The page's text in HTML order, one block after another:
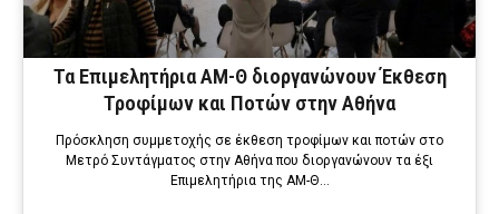
Τα Επιμελητήρια ΑΜ-Θ διοργανώνουν Έκθεση
Τροφίμων και Ποτών στην Αθήνα
Πρόσκληση συμμετοχής σε έκθεση τροφίμων και ποτών στο
Μετρό Συντάγματος στην Αθήνα που διοργανώνουν τα έξι
Επιμελητήρια της ΑΜ-Θ…